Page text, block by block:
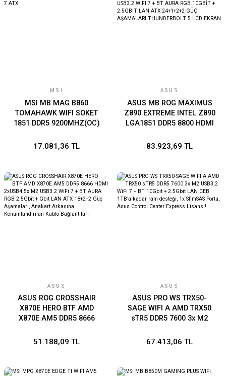
MSI
MSI MB MAG B860
TOMAHAWK WIFI SOKET
1851 DDR5 9200MHZ(OC)
DISPLAY 5G LAN WIFI 7
17.081,36 TL
ASUS
ASUS MB ROG MAXIMUS
Z890 EXTREME INTEL Z890
LGA1851 DDR5 8800 HDMI
USB3.2 WIFI 7 + BT AURA
AŞAMALARI THUNDERBOLT
5 LCD EKRAN
83.923,69 TL
ASUS
ASUS ROG CROSSHAIR
X870E HERO BTF AMD
X870E AM5 DDR5 8666
USB3.2 WiFi 7 + BT AURA
Anakart Arkasına
51.188,09 TL
ASUS
ASUS PRO WS TRX50-
SAGE WIFI A AMD TRX50
sTR5 DDR5 7600 3x M2
2.5Gbit LAN CEB 1TB’a
Control Center Express
67.413,06 TL